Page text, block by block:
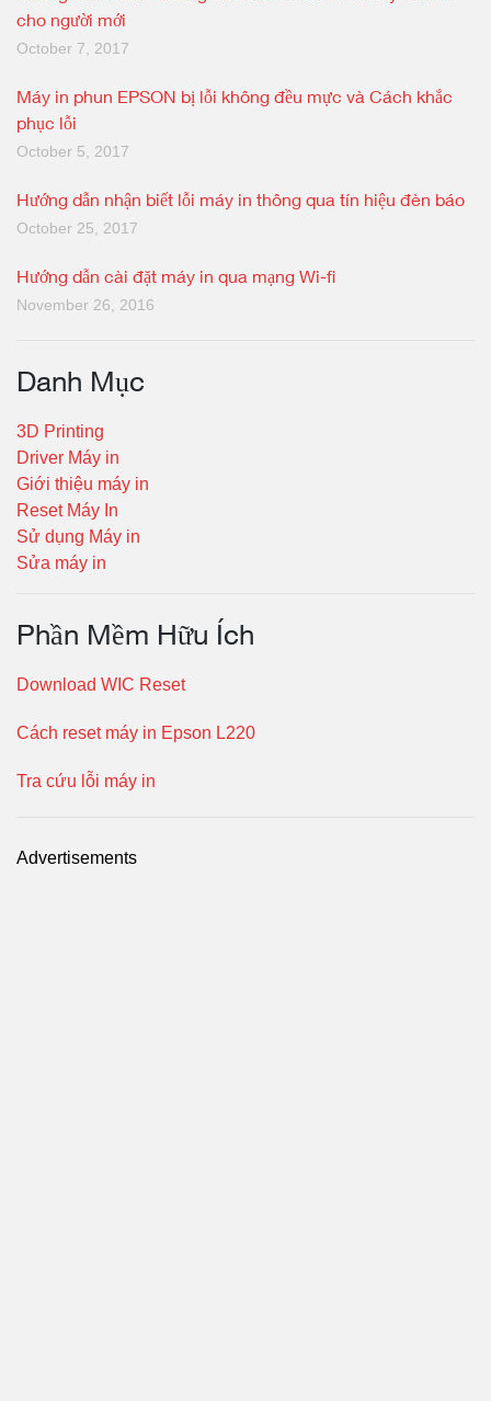
cho người mới
October 7, 2017
Máy in phun EPSON bị lỗi không đều mực và Cách khắc
phục lỗi
October 5, 2017
Hướng dẫn nhận biết lỗi máy in thông qua tín hiệu đèn báo
October 25, 2017
Hướng dẫn cài đặt máy in qua mạng Wi-fi
November 26, 2016
Danh Mục
3D Printing
Driver Máy in
Giới thiệu máy in
Reset Máy In
Sử dụng Máy in
Sửa máy in
Phần Mềm Hữu Ích
Download WIC Reset
Cách reset máy in Epson L220
Tra cứu lỗi máy in
Advertisements